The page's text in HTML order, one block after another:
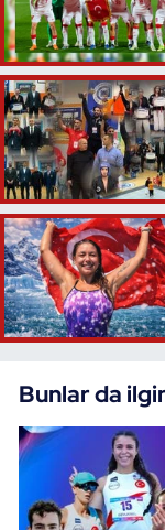
Bunlar da
Triatlon
Voleybol
Vücut
Wushu
Yelken
Yüzme